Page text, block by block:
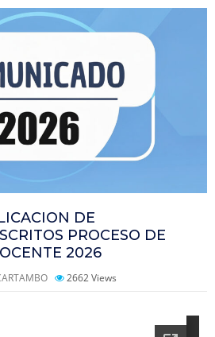
DE
PROCESO DE
2026
2662Views